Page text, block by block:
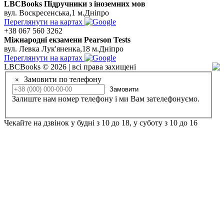
LBCBooks Підручники з іноземних мов
вул. Воскресенська,1 м.Дніпро
Переглянути на картах
+38 067 560 3262
Мiжнароднi екзамени Pearson Tests
вул. Левка Лук'яненка,18 м.Дніпро
Переглянути на картах
LBCBooks © 2026 | всі права захищені
× Замовити по телефону
Замовити
Залиште нам номер телефону і ми Вам зателефонуємо.
Чекайте на дзвінок у будні з 10 до 18, у суботу з 10 до 16